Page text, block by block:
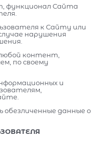
функционал Сайта
к Сайту или
нарушения
контент,
по своему
и
данные о